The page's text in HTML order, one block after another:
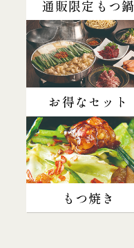
通販限定もつ鍋
お得なセット
もつ焼き